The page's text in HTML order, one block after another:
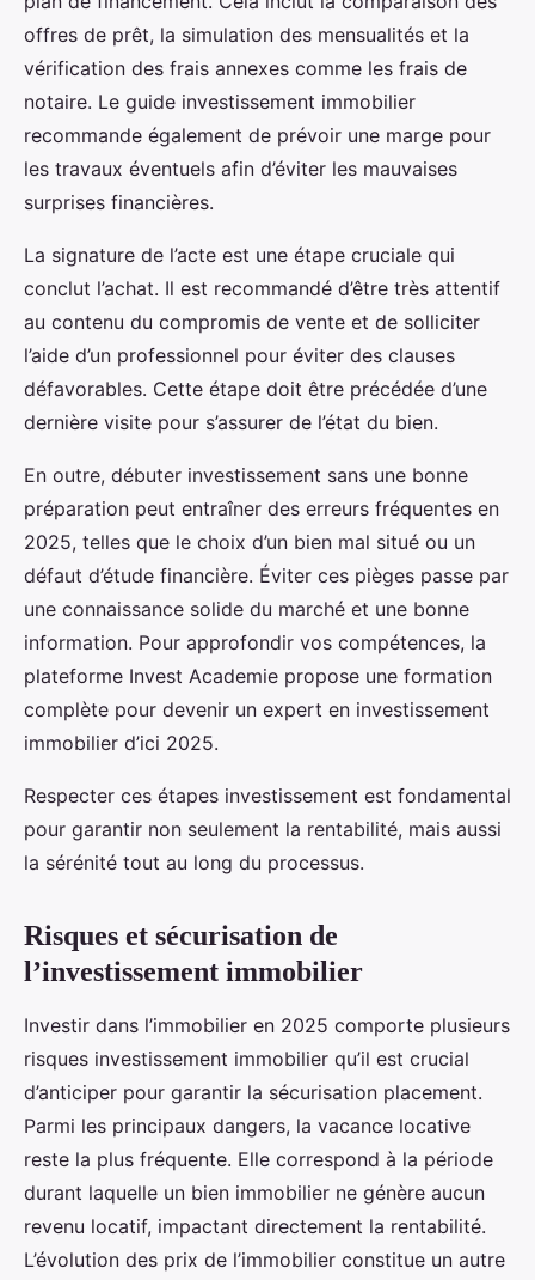
offres de prêt, la simulation des mensualités et la
vérification des frais annexes comme les frais de
notaire. Le guide investissement immobilier
recommande également de prévoir une marge pour
les travaux éventuels afin d’éviter les mauvaises
surprises financières.
La signature de l’acte est une étape cruciale qui
conclut l’achat. Il est recommandé d’être très attentif
au contenu du compromis de vente et de solliciter
l’aide d’un professionnel pour éviter des clauses
défavorables. Cette étape doit être précédée d’une
dernière visite pour s’assurer de l’état du bien.
En outre, débuter investissement sans une bonne
préparation peut entraîner des erreurs fréquentes en
2025, telles que le choix d’un bien mal situé ou un
défaut d’étude financière. Éviter ces pièges passe par
une connaissance solide du marché et une bonne
information. Pour approfondir vos compétences, la
plateforme Invest Academie propose une formation
complète pour devenir un expert en investissement
immobilier d’ici 2025.
Respecter ces étapes investissement est fondamental
pour garantir non seulement la rentabilité, mais aussi
la sérénité tout au long du processus.
Risques et sécurisation de
l’investissement immobilier
Investir dans l’immobilier en 2025 comporte plusieurs
risques investissement immobilier qu’il est crucial
d’anticiper pour garantir la sécurisation placement.
Parmi les principaux dangers, la vacance locative
reste la plus fréquente. Elle correspond à la période
durant laquelle un bien immobilier ne génère aucun
revenu locatif, impactant directement la rentabilité.
L’évolution des prix de l’immobilier constitue un autre